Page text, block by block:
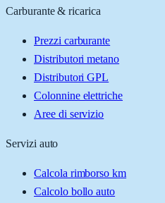
Carburante & ricarica
Prezzi carburante
Distributori metano
Distributori GPL
Colonnine elettriche
Aree di servizio
Servizi auto
Calcola rimborso km
Calcolo bollo auto